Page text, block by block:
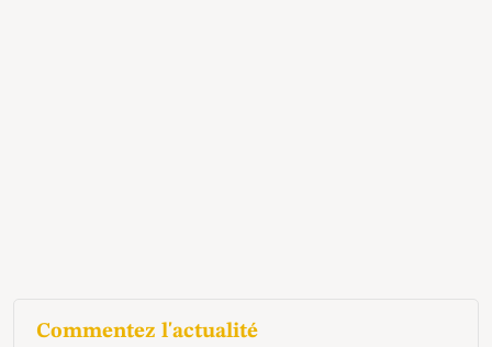
Commentez l'actualité